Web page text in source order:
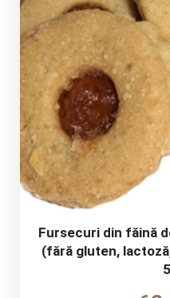
Fursecuri din făină
(fără gluten,